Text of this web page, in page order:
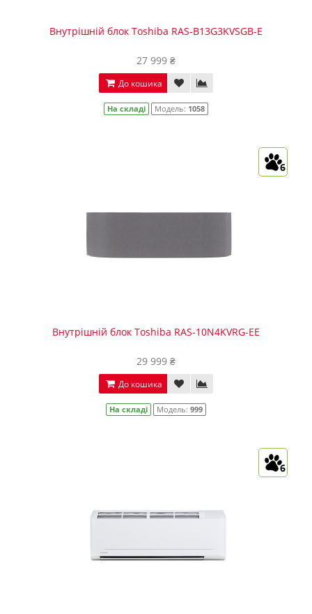
Внутрішній блок Toshiba RAS-B13G3KVSGB-E
27 999 ₴
До кошика
На складі Модель: 1058
6
Внутрішній блок Toshiba RAS-10N4KVRG-EE
29 999 ₴
До кошика
На складі Модель: 999
6